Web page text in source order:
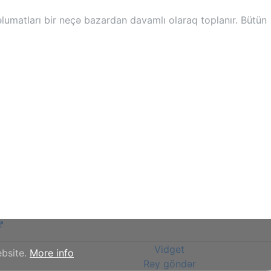
bir neçə bazardan davamlı olaraq toplanır. Bütün
Vidget
Rəy göndər
More info